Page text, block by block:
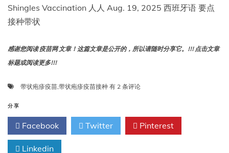
苗
应
哪
可
预
Shingles Vaccination 人人 Aug. 19, 2025 西班牙语 要点
接种带状
感谢您阅读 疫苗网 文章！这篇文章是公开的，所以请随时分享它。!!! 点击文章
标题或阅读更多!!!
带状疱疹疫苗,带状疱疹疫苗接种 带
疹
疫
苗
有 2 条评论
分享
Facebook Twitter Pinterest
Linkedin